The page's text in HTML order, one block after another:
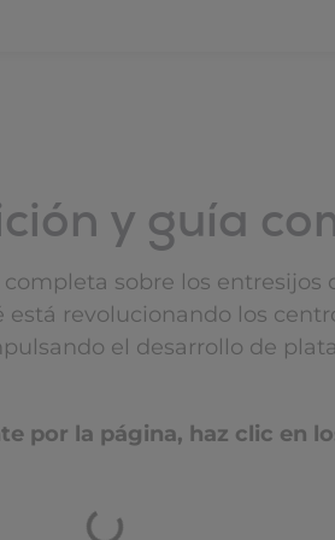
y guía
sobre los
está revolucionando los
el desarrollo de
por la página, haz clic en